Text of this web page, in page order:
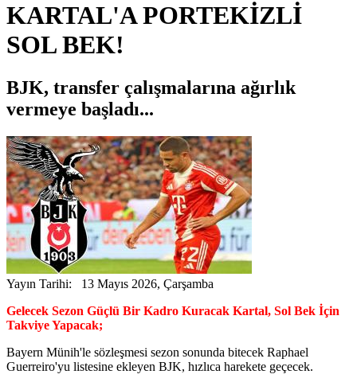
KARTAL'A PORTEKİZLİ
SOL BEK!
BJK, transfer çalışmalarına ağırlık
vermeye başladı...
Yayın Tarihi: 13 Mayıs 2026, Çarşamba
Gelecek Sezon Güçlü Bir Kadro Kuracak Kartal, Sol Bek İçin
Takviye Yapacak;
Bayern Münih'le sözleşmesi sezon sonunda bitecek Raphael
Guerreiro'yu listesine ekleyen BJK, hızlıca harekete geçecek.